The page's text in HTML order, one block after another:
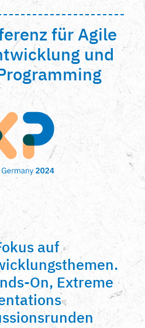
für Agile
und
auf
On, Extreme